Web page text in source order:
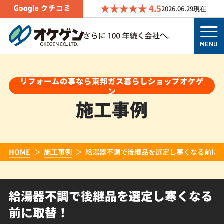
4.52026.06.29現在
MENU
リフォームの事なら東邦ガス暮らしショップオケゲ
ン
施工事例
HOME 施工事例 給湯器不調で後継品を選定し寒くなる前に
給湯器不調で後継品を選定し寒くなる
前に取替！